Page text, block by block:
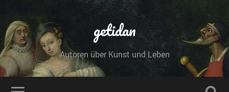
getidan
Autoren über Kunst und Leben